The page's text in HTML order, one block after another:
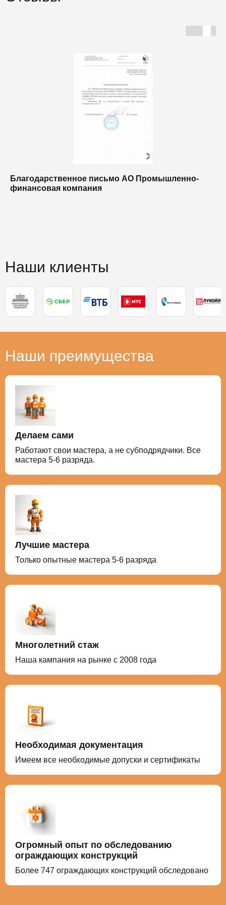
Благодарственное письмо АО Промышленно-
финансовая компания
Наши клиенты
Наши преимущества
Делаем сами
Работают свои мастера, а не субподрядчики. Все
мастера 5-6 разряда.
Лучшие мастера
Только опытные мастера 5-6 разряда
Многолетний стаж
Наша кампания на рынке с 2008 года
Необходимая документация
Имеем все необходимые допуски и сертификаты
Огромный опыт по обследованию
ограждающих конструкций
Более 747 ограждающих конструкций обследовано